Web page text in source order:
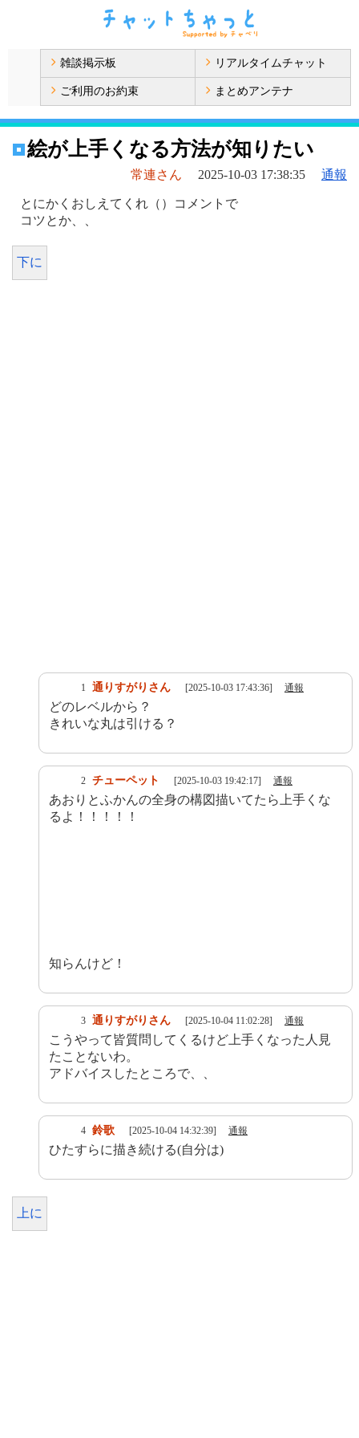
雑談掲示板 リアルタイムチャット
ご利用のお約束 まとめアンテナ
絵が上手くなる方法が知りたい
常連さん 2025-10-03 17:38:35 通報
とにかくおしえてくれ（）コメントで
コツとか、、
下に
1 通りすがりさん [2025-10-03 17:43:36] 通報
どのレベルから？
きれいな丸は引ける？
2 チューペット [2025-10-03 19:42:17] 通報
あおりとふかんの全身の構図描いてたら上手くな
るよ！！！！！
知らんけど！
3 通りすがりさん [2025-10-04 11:02:28] 通報
こうやって皆質問してくるけど上手くなった人見
たことないわ。
アドバイスしたところで、、
4 鈴歌 [2025-10-04 14:32:39] 通報
ひたすらに描き続ける(自分は)
上に